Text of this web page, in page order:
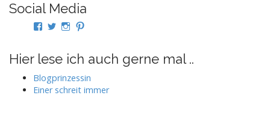
Social Media
Profil
auf
Facebook
anzeigen
Profil
auf
Twitter
anzeigen
Profil
auf
Instagram
anzeigen
Profil
auf
Pinterest
anzeigen
Hier lese ich auch gerne mal ..
Blogprinzessin
Einer schreit immer